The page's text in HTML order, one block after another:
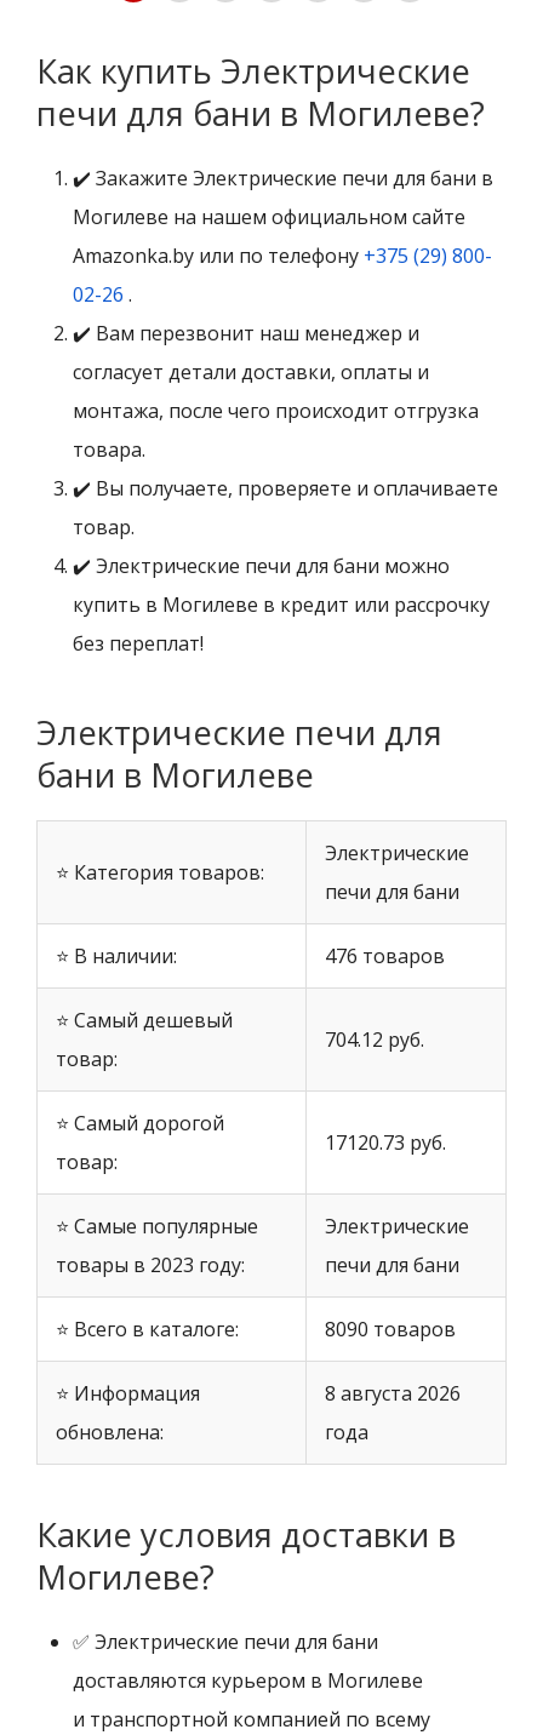
Как купить Электрические
печи для бани в Могилеве?
✔️ Закажите Электрические печи для бани в
Могилеве на нашем официальном сайте
Amazonka.by или по телефону +375 (29) 800-
02-26 .
✔️ Вам перезвонит наш менеджер и
согласует детали доставки, оплаты и
монтажа, после чего происходит отгрузка
товара.
✔️ Вы получаете, проверяете и оплачиваете
товар.
✔️ Электрические печи для бани можно
купить в Могилеве в кредит или рассрочку
без переплат!
Электрические печи для
бани в Могилеве
⭐ Категория товаров:
Электрические
печи для бани
⭐ В наличии: 476 товаров
⭐ Самый дешевый
товар:
704.12 руб.
⭐ Самый дорогой
товар:
17120.73 руб.
⭐ Самые популярные
товары в 2023 году:
Электрические
печи для бани
⭐ Всего в каталоге: 8090 товаров
⭐ Информация
обновлена:
8 августа 2026
года
Какие условия доставки в
Могилеве?
✅ Электрические печи для бани
доставляются курьером в Могилеве
и транспортной компанией по всему